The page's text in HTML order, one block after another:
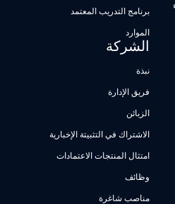
برنامج التدريب المعتمد
الموارد
الشركة
نبذة
فريق الإدارة
الزبائن
الاشتراك في التثبيتة الإخبارية
امتثال المنتجات الاعتمادات
وظائف
مناصب شاغرة